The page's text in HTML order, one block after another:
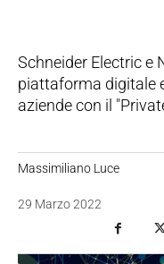
Schneider Electric e
piattaforma digitale
aziende con il
Massimiliano Luce
29 Marzo 2022